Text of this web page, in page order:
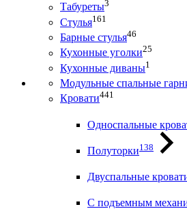
Табуреты3
Стулья161
Барные стулья46
Кухонные уголки25
Кухонные диваны1
Модульные спальные
Кровати441
Односпальные
Полуторки138
Двуспальные
С подъемным